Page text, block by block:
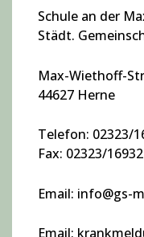
Schule an
Städt.
Max-
44627 Herne
Telefon: 02323/
Fax: 02323/
Email: info@gs-
Email: